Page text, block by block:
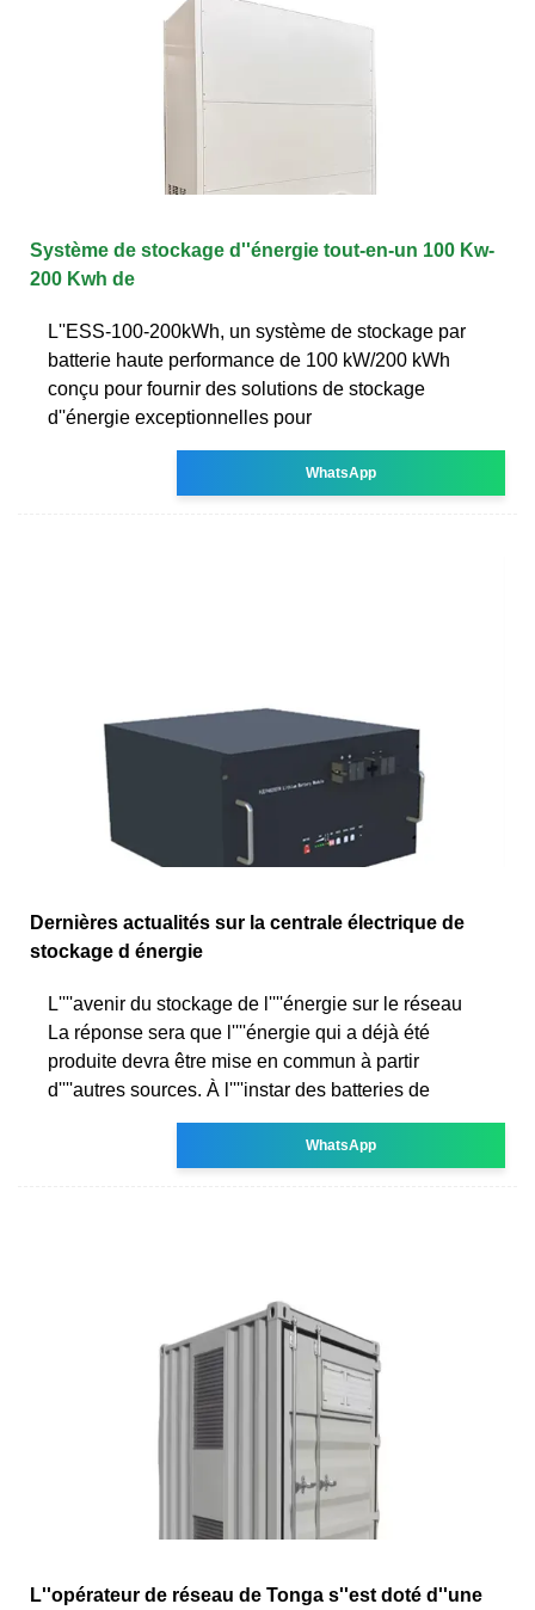
Système de stockage d''énergie tout-en-un 100 Kw-
200 Kwh de
L''ESS-100-200kWh, un système de stockage par
batterie haute performance de 100 kW/200 kWh
conçu pour fournir des solutions de stockage
d''énergie exceptionnelles pour
WhatsApp
Dernières actualités sur la centrale électrique de
stockage d énergie
L''''avenir du stockage de l''''énergie sur le réseau
La réponse sera que l''''énergie qui a déjà été
produite devra être mise en commun à partir
d''''autres sources. À l''''instar des batteries de
WhatsApp
L''opérateur de réseau de Tonga s''est doté d''une